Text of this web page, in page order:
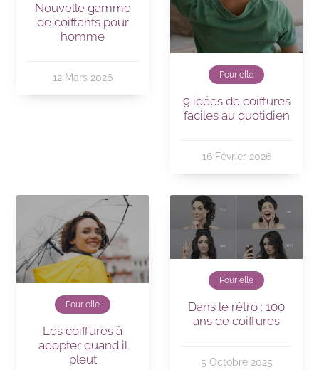
Nouvelle gamme
de coiffants pour
homme
12 Mars 2026 Pour elle
9 idées de coiffures
faciles au quotidien
16 Février 2026
Pour elle
Les coiffures à
adopter quand il
pleut
Pour elle
Dans le rétro : 100
ans de coiffures
5 Octobre 2025